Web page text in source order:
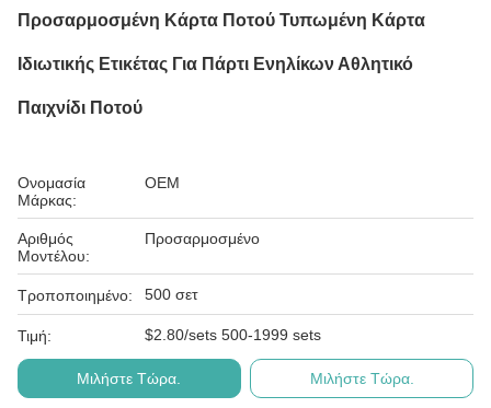
Προσαρμοσμένη Κάρτα Ποτού Τυπωμένη Κάρτα
Ιδιωτικής Ετικέτας Για Πάρτι Ενηλίκων Αθλητικό
Παιχνίδι Ποτού
Ονομασία
Μάρκας:
OEM
Αριθμός
Μοντέλου:
Προσαρμοσμένο
Τροποποιημένο: 500 σετ
Τιμή: $2.80/sets 500-1999 sets
Μιλήστε Τώρα. Μιλήστε Τώρα.